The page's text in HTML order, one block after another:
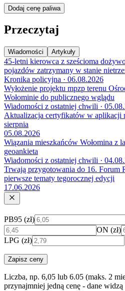
Dodaj cenę paliwa
Przeczytaj
Wiadomości Artykuły
45-letni kierowca z sześcioma
pojazdów zatrzymany w stanie
Kronika policyjna · 06.08.2026
Wyłożenie projektu mpzp terenu
Wołominie do publicznego wglądu
Wiadomości z ostatniej chwili ·
Aktualizacja certyfikatów w aplikacji
sierpnia
05.08.2026
Wiązania mieszkańców Wołomina z
geoankieta
Wiadomości z ostatniej chwili ·
Trwają przygotowania do 16. Forum
pierwsze tematy tegorocznej edycji
17.06.2026
PB95 (zł)
ON (zł)
LPG (zł)
Zapisz ceny
Liczba, np. 6,05 lub 6.05 (maks. 2
przynajmniej jedną cenę - dane